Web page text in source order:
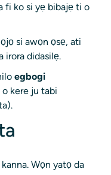
fi ko si yẹ bibajẹ ti o
si awọn ọsẹ, ati
irora didasilẹ.
egbogi
kere ju tabi
Wọn yatọ da